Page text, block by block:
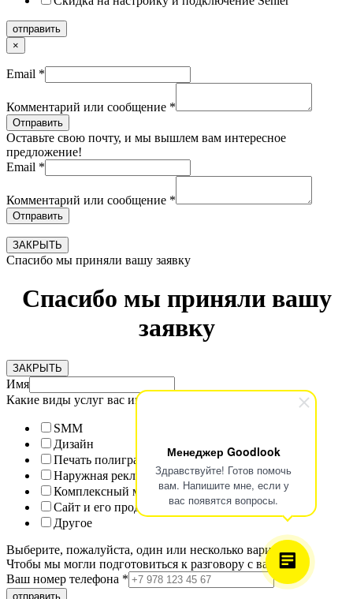
Менеджер Goodlook
Здравствуйте! Готов помочь
вам. Напишите мне, если у
вас появятся вопросы.
отправить
×
Email *
Комментарий или сообщение *
Отправить
Оставьте свою почту, и мы вышлем вам интересное
предложение!
Email *
Комментарий или сообщение *
Отправить
ЗАКРЫТЬ
Спасибо мы приняли вашу заявку
Спасибо мы приняли вашу
заявку
ЗАКРЫТЬ
Имя
Какие виды услуг вас интересуют?
SMM
Дизайн
Печать полиграфии
Наружная реклама
Комплексный маркетинг
Сайт и его продвижение
Другое
Выберите, пожалуйста, один или несколько вариантов.
Чтобы мы могли подготовиться к разговору с вами!
Ваш номер телефона *
отправить